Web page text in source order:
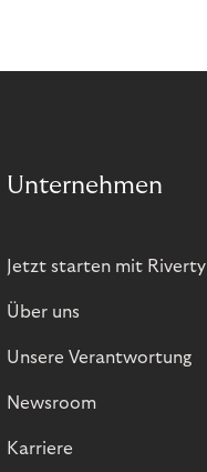
Unternehmen
Jetzt starten mit Riverty
Über uns
Unsere Verantwortung
Newsroom
Karriere